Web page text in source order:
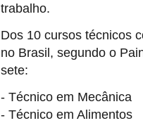
trabalho.
Dos 10 cursos técnicos
no Brasil, segundo o
sete:
- Técnico em Mecânica
- Técnico em Alimentos